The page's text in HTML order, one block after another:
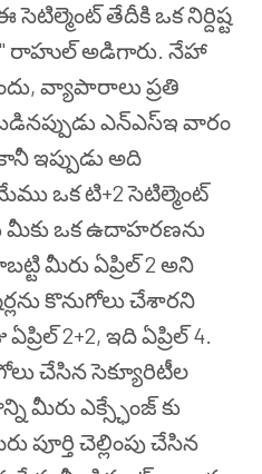
తేదీకి ఒక నిర్దిష్ట
రాహుల్ అడిగారు. నేహా
వ్యాపారాలు ప్రతి
ఎన్ఎస్ఇ వారం
ఇప్పుడు అది
ఒక టి+2 సెటిల్మెంట్
మీకు ఒక ఉదాహరణను
మీరు ఏప్రిల్ 2 అని
కొనుగోలు చేశారని
2+2, ఇది ఏప్రిల్ 4.
చేసిన సెక్యూరిటీల
మీరు ఎక్స్ఛేంజ్ కు
పూర్తి చెల్లింపు చేసిన